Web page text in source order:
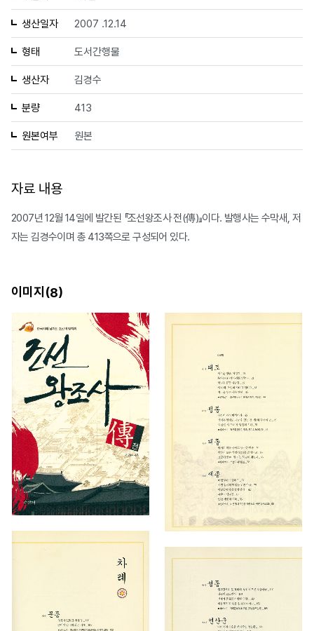
생산일자 2007 .12.14
형태 도서간행물
생산자 김경수
분량 413
원본여부 원본
자료 내용
2007년 12월 14일에 발간된 『조선왕조사 전(傳)』이다. 발행사는 수막새, 저
자는 김경수이며 총 413쪽으로 구성되어 있다.
이미지(8)